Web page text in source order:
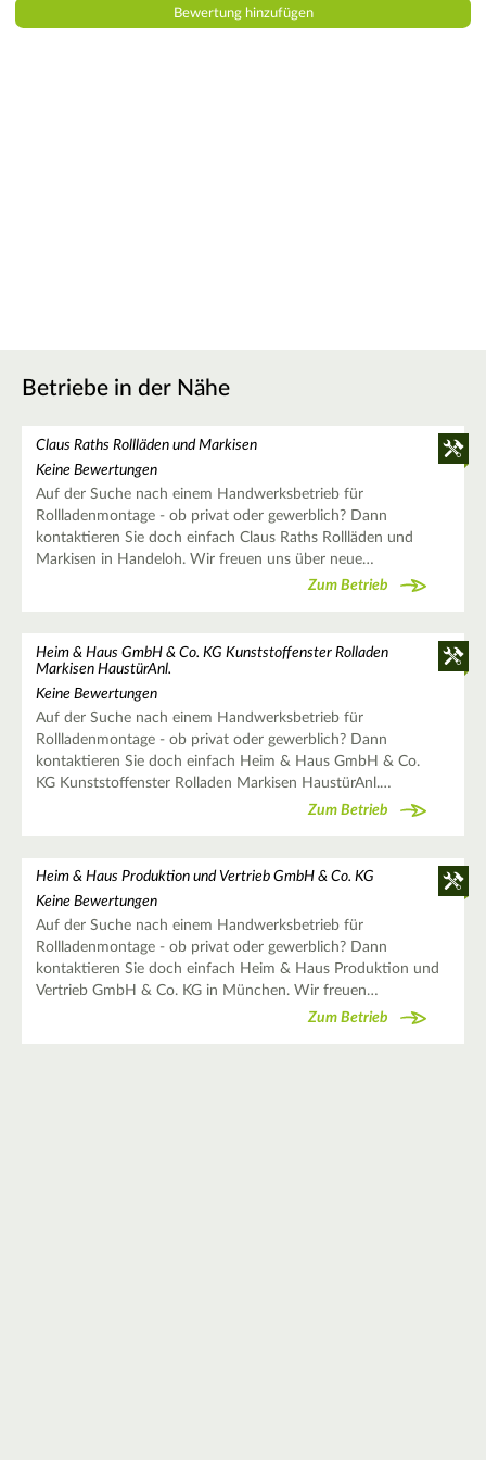
Betriebe in der Nähe
Claus Raths Rollläden und Markisen
Keine Bewertungen
Auf der Suche nach einem Handwerksbetrieb für
Rollladenmontage - ob privat oder gewerblich? Dann
kontaktieren Sie doch einfach Claus Raths Rollläden und
Markisen in Handeloh. Wir freuen uns über neue…
Zum Betrieb
Heim & Haus GmbH & Co. KG Kunststoffenster Rolladen
Markisen HaustürAnl.
Keine Bewertungen
Auf der Suche nach einem Handwerksbetrieb für
Rollladenmontage - ob privat oder gewerblich? Dann
kontaktieren Sie doch einfach Heim & Haus GmbH & Co.
KG Kunststoffenster Rolladen Markisen HaustürAnl.…
Zum Betrieb
Heim & Haus Produktion und Vertrieb GmbH & Co. KG
Keine Bewertungen
Auf der Suche nach einem Handwerksbetrieb für
Rollladenmontage - ob privat oder gewerblich? Dann
kontaktieren Sie doch einfach Heim & Haus Produktion und
Vertrieb GmbH & Co. KG in München. Wir freuen…
Zum Betrieb